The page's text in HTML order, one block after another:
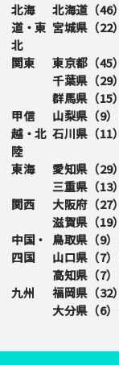
北海
道・東
北
北海道（46）
宮城県（22）
関東 東京都（45）
千葉県（29）
群馬県（15）
甲信
越・北
陸
山梨県（9）
石川県（11）
東海 愛知県（29）
三重県（13）
関西
大阪府（27）
滋賀県（19）
中国・
四国
鳥取県（9）
山口県（7）
高知県（7）
九州
福岡県（32）
大分県（6）